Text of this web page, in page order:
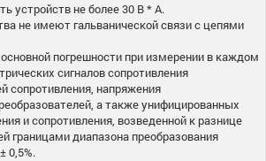
устройств не более 30 В * А.
не имеют гальванической связи с цепями
погрешности при измерении в каждом
сигналов сопротивления
сопротивления, напряжения
а также унифицированных
и сопротивления, возведенной к разнице
границами диапазона преобразования
0,5%.